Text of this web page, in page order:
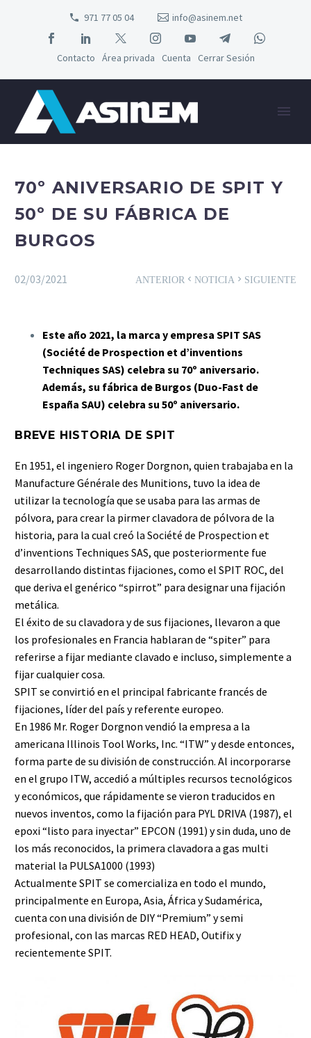
971 77 05 04 info@asinem.net
Contacto Área privada Cuenta Cerrar Sesión
70º ANIVERSARIO DE SPIT Y
50º DE SU FÁBRICA DE
BURGOS
ANTERIOR NOTICIASIGUIENTE
02/03/2021
Este año 2021, la marca y empresa SPIT SAS
(Société de Prospection et d’inventions
Techniques SAS) celebra su 70º aniversario.
Además, su fábrica de Burgos (Duo-Fast de
España SAU) celebra su 50º aniversario.
BREVE HISTORIA DE SPIT
En 1951, el ingeniero Roger Dorgnon, quien trabajaba en la
Manufacture Générale des Munitions, tuvo la idea de
utilizar la tecnología que se usaba para las armas de
pólvora, para crear la pirmer clavadora de pólvora de la
historia, para la cual creó la Société de Prospection et
d’inventions Techniques SAS, que posteriormente fue
desarrollando distintas fijaciones, como el SPIT ROC, del
que deriva el genérico “spirrot” para designar una fijación
metálica.
El éxito de su clavadora y de sus fijaciones, llevaron a que
los profesionales en Francia hablaran de “spiter” para
referirse a fijar mediante clavado e incluso, simplemente a
fijar cualquier cosa.
SPIT se convirtió en el principal fabricante francés de
fijaciones, líder del país y referente europeo.
En 1986 Mr. Roger Dorgnon vendió la empresa a la
americana Illinois Tool Works, Inc. “ITW” y desde entonces,
forma parte de su división de construcción. Al incorporarse
en el grupo ITW, accedió a múltiples recursos tecnológicos
y económicos, que rápidamente se vieron traducidos en
nuevos inventos, como la fijación para PYL DRIVA (1987), el
epoxi “listo para inyectar” EPCON (1991) y sin duda, uno de
los más reconocidos, la primera clavadora a gas multi
material la PULSA1000 (1993)
Actualmente SPIT se comercializa en todo el mundo,
principalmente en Europa, Asia, África y Sudamérica,
cuenta con una división de DIY “Premium” y semi
profesional, con las marcas RED HEAD, Outifix y
recientemente SPIT.